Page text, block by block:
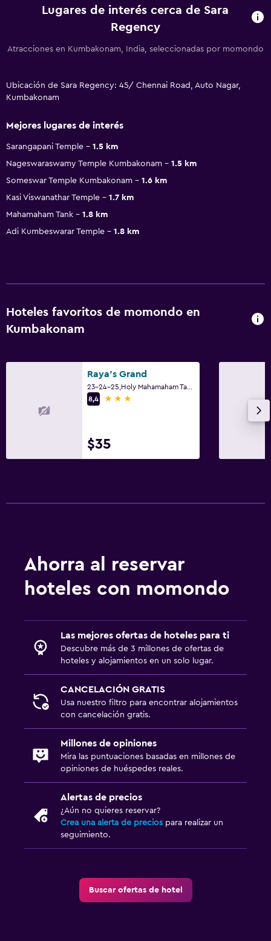
Lugares de interés cerca de Sara
Regency
Atracciones en Kumbakonam, India, seleccionadas por momondo
Ubicación de Sara Regency: 45/ Chennai Road, Auto Nagar,
Kumbakonam
Mejores lugares de interés
Sarangapani Temple
1.5 km
Nageswaraswamy Temple Kumbakonam
1.5 km
Someswar Temple Kumbakonam
1.6 km
Kasi Viswanathar Temple
1.7 km
Mahamaham Tank
1.8 km
Adi Kumbeswarar Temple
1.8 km
Hoteles favoritos de momondo en
Kumbakonam
Raya's Grand
8,4
3 estrellas
$35
Ahorra al reservar
hoteles con momondo
Las mejores ofertas de hoteles para ti
Descubre más de 3 millones de ofertas de
hoteles y alojamientos en un solo lugar.
CANCELACIÓN GRATIS
Usa nuestro filtro para encontrar alojamientos
con cancelación gratis.
Millones de opiniones
Mira las puntuaciones basadas en millones de
opiniones de huéspedes reales.
Alertas de precios
¿Aún no quieres reservar?
Crea una alerta de precios para realizar un
seguimiento.
Buscar ofertas de hotel